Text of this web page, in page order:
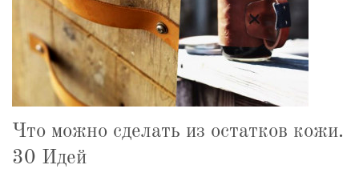
Что можно сделать из остатков кожи.
30 Идей